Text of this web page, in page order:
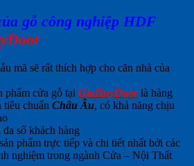
gỗ công nghiệp HDF
mã sẽ rất thích hợp cho căn nhà của
phẩm cửa gỗ tại GiaHuyDoorlà hàng
tiêu chuẩn Châu Âu, có khả năng chịu
số khách hàng
phẩm trực tiếp và chi tiết nhất bởi các
nghiệm trong ngành Cửa – Nội Thất